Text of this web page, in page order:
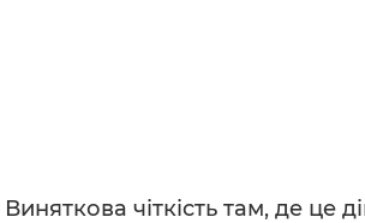
Виняткова чіткість там, де це